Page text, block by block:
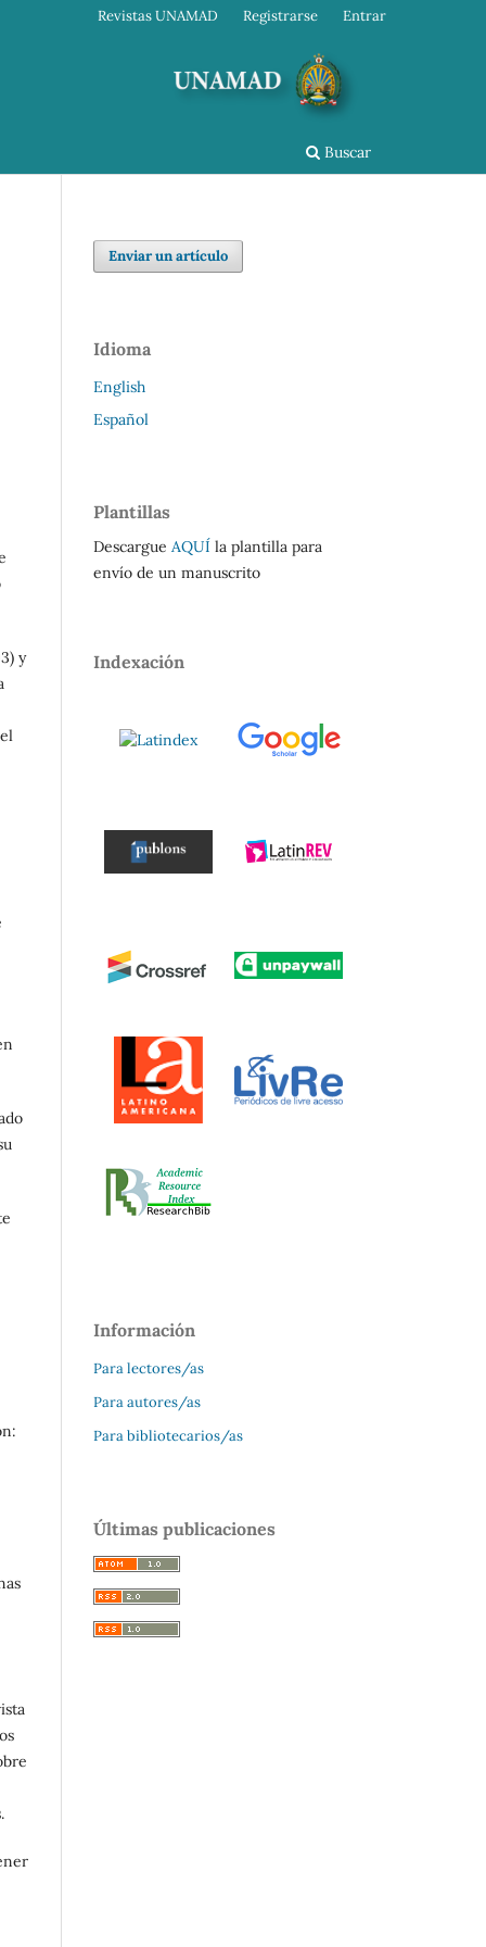
Buscar
Revistas UNAMAD Registrarse Entrar
y
Enviar un artículo
Idioma
English
Español
Plantillas
Descargue AQUÍ la plantilla para
envío de un manuscrito
Indexación
Información
Para lectores/as
Para autores/as
Para bibliotecarios/as
Últimas publicaciones